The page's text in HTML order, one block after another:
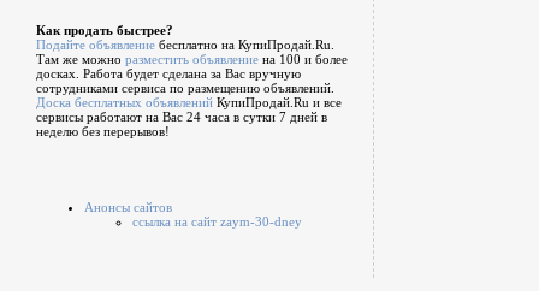
Как продать быстрее?
Подайте объявление бесплатно на КупиПродай.Ru.
Там же можно разместить объявление на 100 и более
досках. Работа будет сделана за Вас вручную
сотрудниками сервиса по размещению объявлений.
Доска бесплатных объявлений КупиПродай.Ru и все
сервисы работают на Вас 24 часа в сутки 7 дней в
неделю без перерывов!
Анонсы сайтов
ссылка на сайт zaym-30-dney